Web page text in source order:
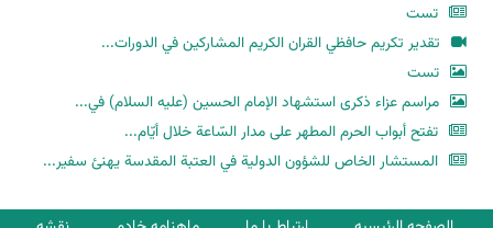
تست
تقدير تكريم حافظي القران الكريم المشاركين في الدورات...
تست
مراسم عزاء ذكرى استشهاد الإمام الحسين (عليه السلام) في...
تفتح أبواب الحرم المطهر على مدار السّاعة خلال أيّام...
المستشار الخاص للشؤون الدولية في العتبة المقدسة يهنئ سفير...